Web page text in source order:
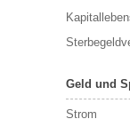
Geld und
Strom